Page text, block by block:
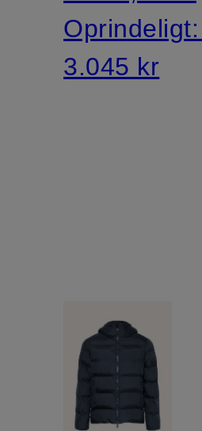
Oprindeligt:
3.045 kr